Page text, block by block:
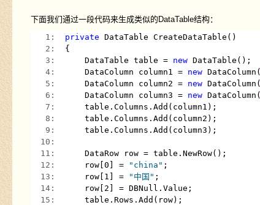
下面我们通过一段代码来生成类似的DataTable结构：
   1:
private DataTable CreateDataTable()
   2:
{
   3:
    DataTable table =
new DataTable();
   4:
    DataColumn column1 =
new DataColumn(
   5:
    DataColumn column2 =
new DataColumn(
   6:
    DataColumn column3 =
new DataColumn(
   7:
    table.Columns.Add(column1);
   8:
    table.Columns.Add(column2);
   9:
    table.Columns.Add(column3);
  10:
  11:
    DataRow row = table.NewRow();
  12:
    row[0] =
"china" ;
  13:
    row[1] =
"中国" ;
  14:
    row[2] = DBNull.Value;
  15:
    table.Rows.Add(row);